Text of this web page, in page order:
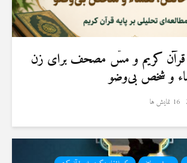
كريم و مسّ مصحف برای زن
و شخص بی‌وضو
16 نمایش ها